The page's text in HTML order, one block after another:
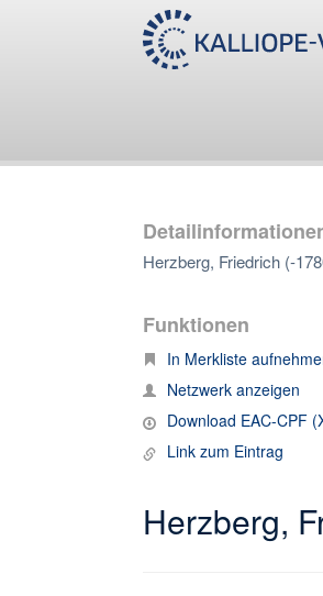
Herzberg, Friedrich (-
Funktionen
In Merkliste
Netzwerk anzeigen
Download EAC-CPF
Link zum Eintrag
Herzberg,